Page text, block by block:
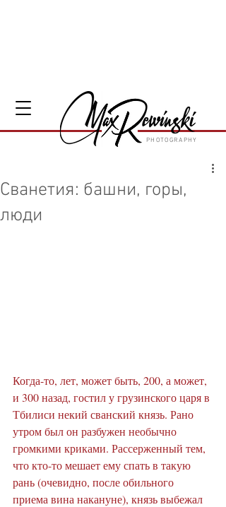
PHOTOGRAPHY
Сванетия: башни, горы,
люди
Когда-то, лет, может быть, 200, а может,
и 300 назад, гостил у грузинского царя в
Тбилиси некий сванский князь. Рано
утром был он разбужен необычно
громкими криками. Рассерженный тем,
что кто-то мешает ему спать в такую
рань (очевидно, после обильного
приема вина накануне), князь выбежал